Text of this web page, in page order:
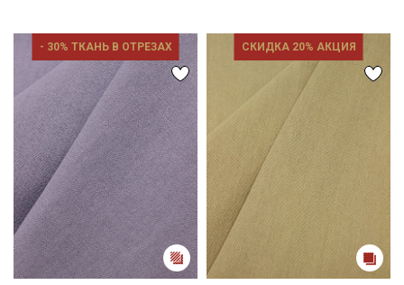
- 30% ТКАНЬ В ОТРЕЗАХ СКИДКА 20% АКЦИЯ